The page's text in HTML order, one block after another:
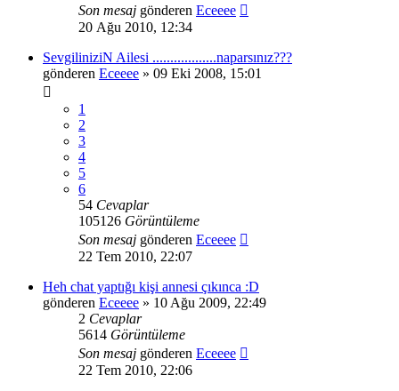
Son mesaj gönderen Eceeee
20 Ağu 2010, 12:34
SevgiliniziN Ailesi ..................naparsınız???
gönderen Eceeee » 09 Eki 2008, 15:01
1
2
3
4
5
6
54 Cevaplar
105126 Görüntüleme
Son mesaj gönderen Eceeee
22 Tem 2010, 22:07
Heh chat yaptığı kişi annesi çıkınca :D
gönderen Eceeee » 10 Ağu 2009, 22:49
2 Cevaplar
5614 Görüntüleme
Son mesaj gönderen Eceeee
22 Tem 2010, 22:06